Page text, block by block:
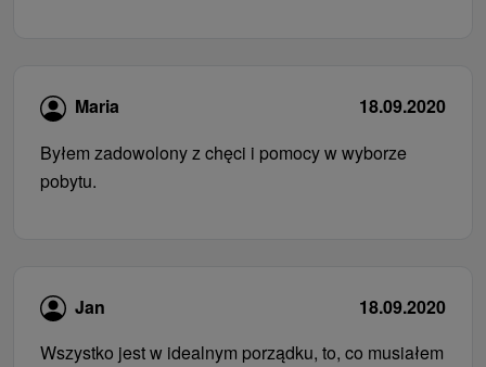
Maria
18.09.2020
Byłem zadowolony z chęci i pomocy w wyborze
pobytu.
Jan
18.09.2020
Wszystko jest w idealnym porządku, to, co musiałem